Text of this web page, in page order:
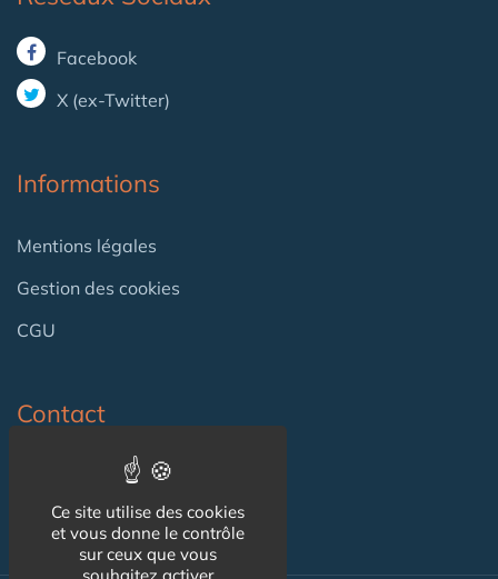
Facebook
X (ex-Twitter)
Informations
Mentions légales
Gestion des cookies
CGU
Contact
Ce site utilise des cookies
et vous donne le contrôle
sur ceux que vous